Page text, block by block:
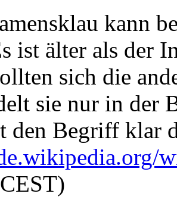
kann
ist älter als der
sich die
sie nur in der
den Begriff klar